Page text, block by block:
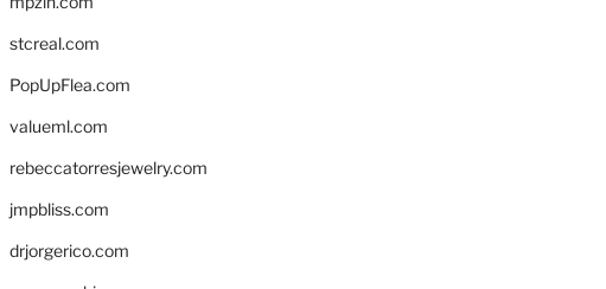
stcreal.com
PopUpFlea.com
valueml.com
rebeccatorresjewelry.com
jmpbliss.com
drjorgerico.com